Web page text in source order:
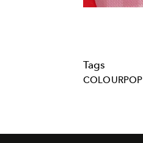
Tags
COLOURPOP